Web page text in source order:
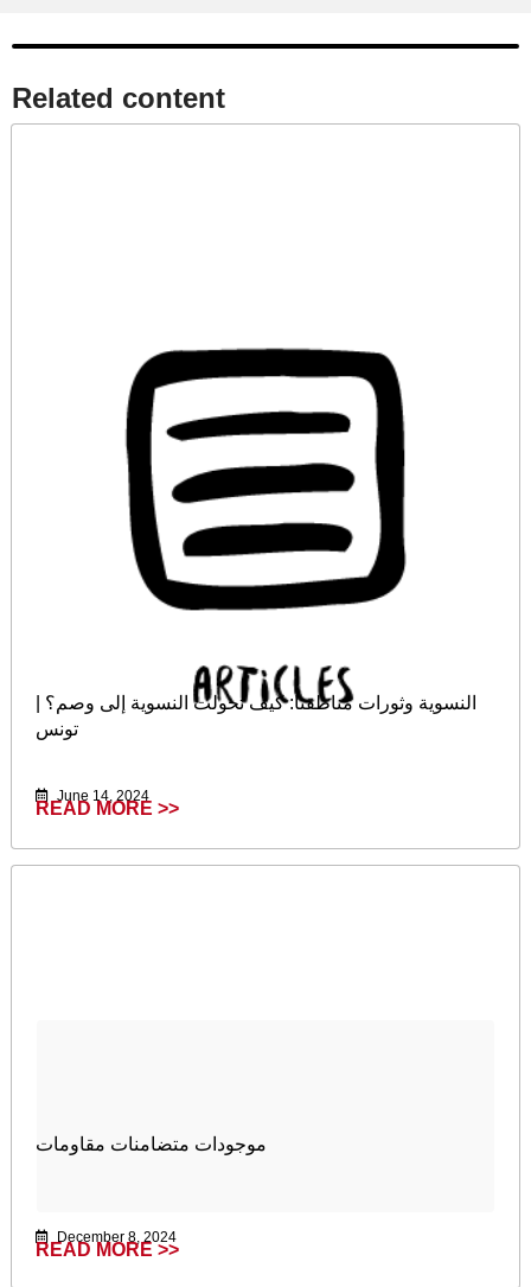
Related content​
النسوية وثورات مناطقنا: كيف تحولت النسوية إلى وصم؟ |
تونس
June 14, 2024
READ MORE >>
موجودات متضامنات مقاومات
December 8, 2024
READ MORE >>